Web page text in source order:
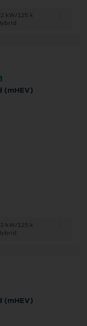
kW/125 k
(mHEV)
kW/125 k
(mHEV)